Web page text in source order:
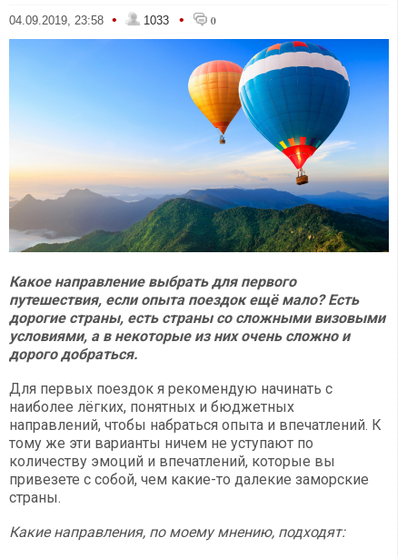
04.09.2019, 23:58 • 1033 • 0
Какое направление выбрать для первого
путешествия, если опыта поездок ещё мало? Есть
дорогие страны, есть страны со сложными визовыми
условиями, а в некоторые из них очень сложно и
дорого добраться.
Для первых поездок я рекомендую начинать с
наиболее лёгких, понятных и бюджетных
направлений, чтобы набраться опыта и впечатлений. К
тому же эти варианты ничем не уступают по
количеству эмоций и впечатлений, которые вы
привезете с собой, чем какие-то далекие заморские
страны.
Какие направления, по моему мнению, подходят: